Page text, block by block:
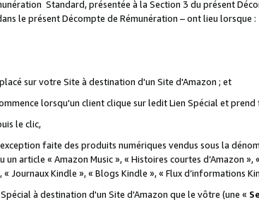
Standard, présentée à la Section 3 du présent
le présent Décompte de Rémunération – ont lieu lorsque :
sur votre Site à destination d'un Site d'Amazon ; et
lorsqu'un client clique sur ledit Lien Spécial et
le clic,
faite des produits numériques vendus sous la
article « Amazon Music », « Histoires courtes d’Amazon
Journaux Kindle », « Blogs Kindle », « Flux d’informations
à destination d'un Site d'Amazon que le vôtre (une «